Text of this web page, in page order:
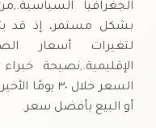
الجغرافيا
بشكل مستمر، إذ قد
لتغيرات أسعار
الإقليمية.,نصيحة
السعر خلال
أو البيع بأفضل سعر.